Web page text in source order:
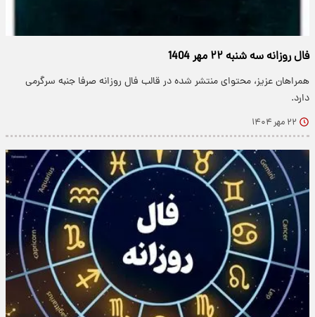
فال روزانه سه شنبه ۲۲ مهر 1404
همراهان عزیز، محتوای منتشر شده در قالب فال روزانه صرفا جنبه سرگرمی
دارد.
۲۲ مهر ۱۴۰۴